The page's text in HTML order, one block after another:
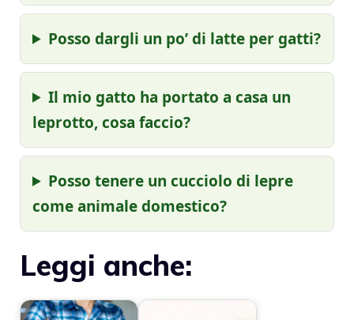
Posso dargli un po’ di latte per gatti?
Il mio gatto ha portato a casa un
leprotto, cosa faccio?
Posso tenere un cucciolo di lepre
come animale domestico?
Leggi anche: